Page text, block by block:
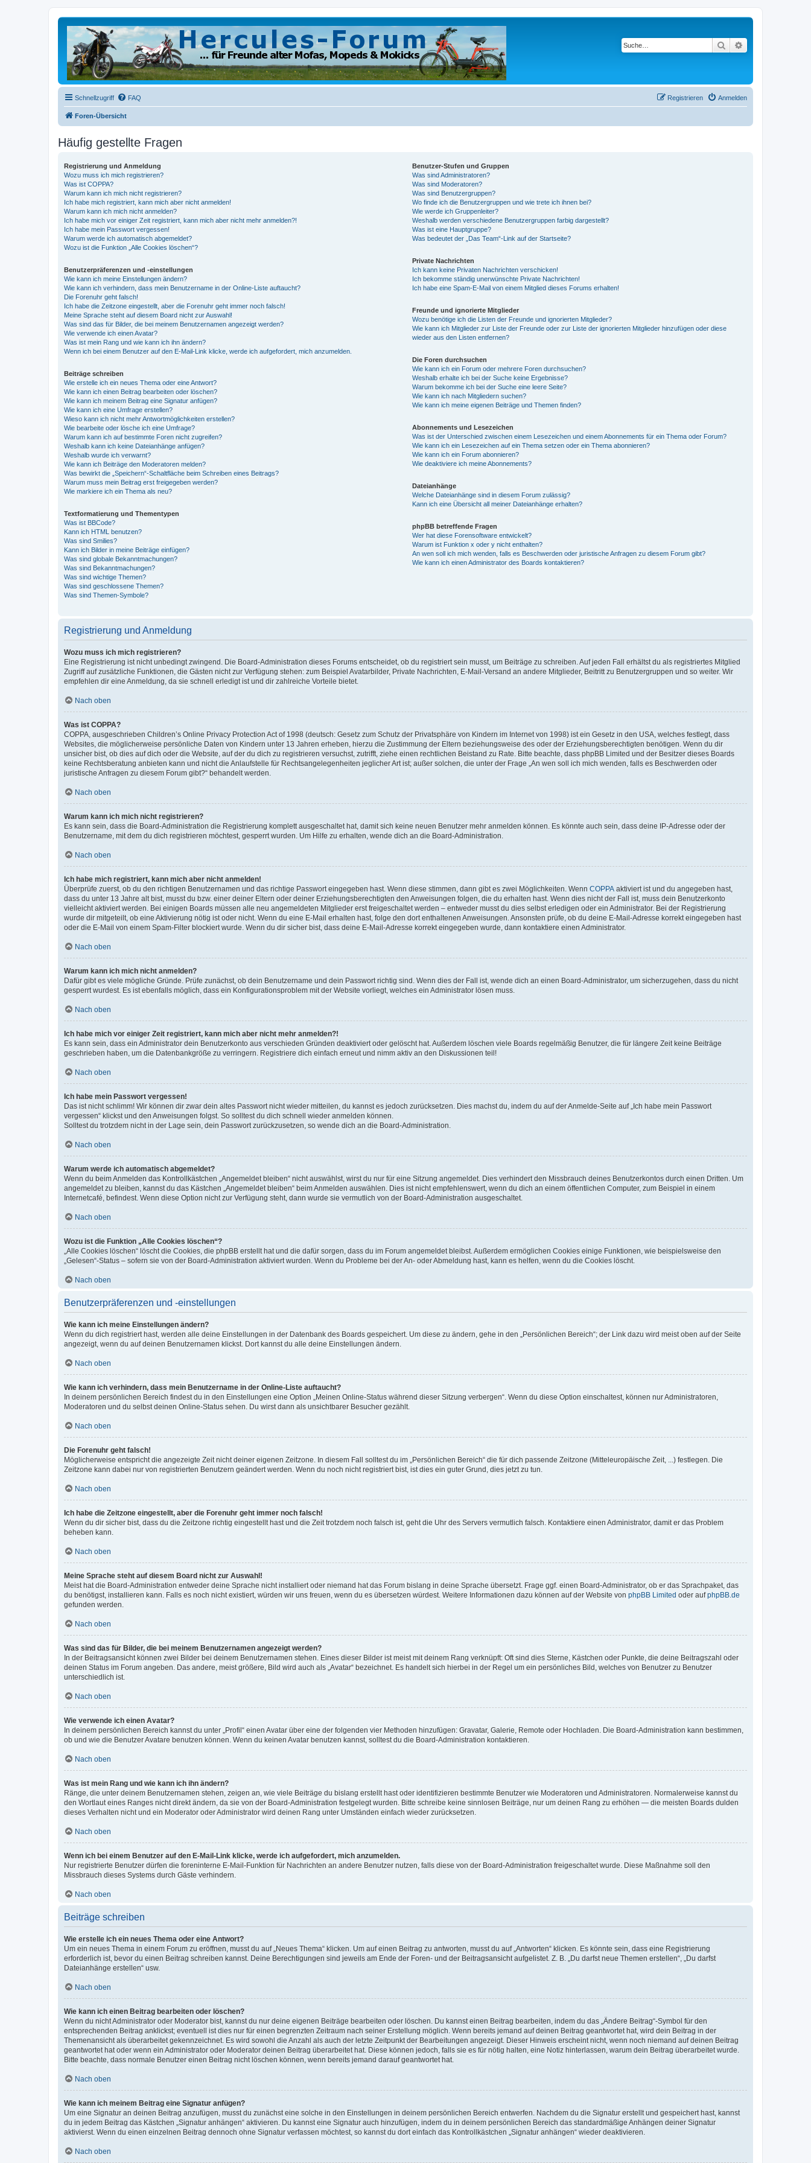
Suche
Schnellzugriff FAQ Anmelden
Registrieren
Foren-Übersicht
Häufig gestellte Fragen
Registrierung und Anmeldung
Wozu muss ich mich registrieren?
Was ist COPPA?
Warum kann ich mich nicht registrieren?
Ich habe mich registriert, kann mich aber nicht anmelden!
Warum kann ich mich nicht anmelden?
Ich habe mich vor einiger Zeit registriert, kann mich aber nicht mehr anmelden?!
Ich habe mein Passwort vergessen!
Warum werde ich automatisch abgemeldet?
Wozu ist die Funktion „Alle Cookies löschen“?
Benutzerpräferenzen und -einstellungen
Wie kann ich meine Einstellungen ändern?
Wie kann ich verhindern, dass mein Benutzername in der Online-Liste auftaucht?
Die Forenuhr geht falsch!
Ich habe die Zeitzone eingestellt, aber die Forenuhr geht immer noch falsch!
Meine Sprache steht auf diesem Board nicht zur Auswahl!
Was sind das für Bilder, die bei meinem Benutzernamen angezeigt werden?
Wie verwende ich einen Avatar?
Was ist mein Rang und wie kann ich ihn ändern?
Wenn ich bei einem Benutzer auf den E-Mail-Link klicke, werde ich aufgefordert, mich anzumelden.
Beiträge schreiben
Wie erstelle ich ein neues Thema oder eine Antwort?
Wie kann ich einen Beitrag bearbeiten oder löschen?
Wie kann ich meinem Beitrag eine Signatur anfügen?
Wie kann ich eine Umfrage erstellen?
Wieso kann ich nicht mehr Antwortmöglichkeiten erstellen?
Wie bearbeite oder lösche ich eine Umfrage?
Warum kann ich auf bestimmte Foren nicht zugreifen?
Weshalb kann ich keine Dateianhänge anfügen?
Weshalb wurde ich verwarnt?
Wie kann ich Beiträge den Moderatoren melden?
Was bewirkt die „Speichern“-Schaltfläche beim Schreiben eines Beitrags?
Warum muss mein Beitrag erst freigegeben werden?
Wie markiere ich ein Thema als neu?
Textformatierung und Thementypen
Was ist BBCode?
Kann ich HTML benutzen?
Was sind Smilies?
Kann ich Bilder in meine Beiträge einfügen?
Was sind globale Bekanntmachungen?
Was sind Bekanntmachungen?
Was sind wichtige Themen?
Was sind geschlossene Themen?
Was sind Themen-Symbole?
Benutzer-Stufen und Gruppen
Was sind Administratoren?
Was sind Moderatoren?
Was sind Benutzergruppen?
Wo finde ich die Benutzergruppen und wie trete ich ihnen bei?
Wie werde ich Gruppenleiter?
Weshalb werden verschiedene Benutzergruppen farbig dargestellt?
Was ist eine Hauptgruppe?
Was bedeutet der „Das Team“-Link auf der Startseite?
Private Nachrichten
Ich kann keine Privaten Nachrichten verschicken!
Ich bekomme ständig unerwünschte Private Nachrichten!
Ich habe eine Spam-E-Mail von einem Mitglied dieses Forums erhalten!
Freunde und ignorierte Mitglieder
Wozu benötige ich die Listen der Freunde und ignorierten Mitglieder?
Wie kann ich Mitglieder zur Liste der Freunde oder zur Liste der ignorierten Mitglieder hinzufügen oder diese
wieder aus den Listen entfernen?
Die Foren durchsuchen
Wie kann ich ein Forum oder mehrere Foren durchsuchen?
Weshalb erhalte ich bei der Suche keine Ergebnisse?
Warum bekomme ich bei der Suche eine leere Seite?
Wie kann ich nach Mitgliedern suchen?
Wie kann ich meine eigenen Beiträge und Themen finden?
Abonnements und Lesezeichen
Was ist der Unterschied zwischen einem Lesezeichen und einem Abonnements für ein Thema oder Forum?
Wie kann ich ein Lesezeichen auf ein Thema setzen oder ein Thema abonnieren?
Wie kann ich ein Forum abonnieren?
Wie deaktiviere ich meine Abonnements?
Dateianhänge
Welche Dateianhänge sind in diesem Forum zulässig?
Kann ich eine Übersicht all meiner Dateianhänge erhalten?
phpBB betreffende Fragen
Wer hat diese Forensoftware entwickelt?
Warum ist Funktion x oder y nicht enthalten?
An wen soll ich mich wenden, falls es Beschwerden oder juristische Anfragen zu diesem Forum gibt?
Wie kann ich einen Administrator des Boards kontaktieren?
Registrierung und Anmeldung
Wozu muss ich mich registrieren?
Eine Registrierung ist nicht unbedingt zwingend. Die Board-Administration dieses Forums entscheidet, ob du registriert sein musst, um Beiträge zu schreiben. Auf jeden Fall erhältst du als registriertes Mitglied
Zugriff auf zusätzliche Funktionen, die Gästen nicht zur Verfügung stehen: zum Beispiel Avatarbilder, Private Nachrichten, E-Mail-Versand an andere Mitglieder, Beitritt zu Benutzergruppen und so weiter. Wir
empfehlen dir eine Anmeldung, da sie schnell erledigt ist und dir zahlreiche Vorteile bietet.
Nach oben
Was ist COPPA?
COPPA, ausgeschrieben Children’s Online Privacy Protection Act of 1998 (deutsch: Gesetz zum Schutz der Privatsphäre von Kindern im Internet von 1998) ist ein Gesetz in den USA, welches festlegt, dass
Websites, die möglicherweise persönliche Daten von Kindern unter 13 Jahren erheben, hierzu die Zustimmung der Eltern beziehungsweise des oder der Erziehungsberechtigten benötigen. Wenn du dir
unsicher bist, ob dies auf dich oder die Website, auf der du dich zu registrieren versuchst, zutrifft, ziehe einen rechtlichen Beistand zu Rate. Bitte beachte, dass phpBB Limited und der Besitzer dieses Boards
keine Rechtsberatung anbieten kann und nicht die Anlaufstelle für Rechtsangelegenheiten jeglicher Art ist; außer solchen, die unter der Frage „An wen soll ich mich wenden, falls es Beschwerden oder
juristische Anfragen zu diesem Forum gibt?“ behandelt werden.
Nach oben
Warum kann ich mich nicht registrieren?
Es kann sein, dass die Board-Administration die Registrierung komplett ausgeschaltet hat, damit sich keine neuen Benutzer mehr anmelden können. Es könnte auch sein, dass deine IP-Adresse oder der
Benutzername, mit dem du dich registrieren möchtest, gesperrt wurden. Um Hilfe zu erhalten, wende dich an die Board-Administration.
Nach oben
Ich habe mich registriert, kann mich aber nicht anmelden!
Überprüfe zuerst, ob du den richtigen Benutzernamen und das richtige Passwort eingegeben hast. Wenn diese stimmen, dann gibt es zwei Möglichkeiten. Wenn COPPA aktiviert ist und du angegeben hast,
dass du unter 13 Jahre alt bist, musst du bzw. einer deiner Eltern oder deiner Erziehungsberechtigten den Anweisungen folgen, die du erhalten hast. Wenn dies nicht der Fall ist, muss dein Benutzerkonto
vielleicht aktiviert werden. Bei einigen Boards müssen alle neu angemeldeten Mitglieder erst freigeschaltet werden – entweder musst du dies selbst erledigen oder ein Administrator. Bei der Registrierung
wurde dir mitgeteilt, ob eine Aktivierung nötig ist oder nicht. Wenn du eine E-Mail erhalten hast, folge den dort enthaltenen Anweisungen. Ansonsten prüfe, ob du deine E-Mail-Adresse korrekt eingegeben hast
oder die E-Mail von einem Spam-Filter blockiert wurde. Wenn du dir sicher bist, dass deine E-Mail-Adresse korrekt eingegeben wurde, dann kontaktiere einen Administrator.
Nach oben
Warum kann ich mich nicht anmelden?
Dafür gibt es viele mögliche Gründe. Prüfe zunächst, ob dein Benutzername und dein Passwort richtig sind. Wenn dies der Fall ist, wende dich an einen Board-Administrator, um sicherzugehen, dass du nicht
gesperrt wurdest. Es ist ebenfalls möglich, dass ein Konfigurationsproblem mit der Website vorliegt, welches ein Administrator lösen muss.
Nach oben
Ich habe mich vor einiger Zeit registriert, kann mich aber nicht mehr anmelden?!
Es kann sein, dass ein Administrator dein Benutzerkonto aus verschieden Gründen deaktiviert oder gelöscht hat. Außerdem löschen viele Boards regelmäßig Benutzer, die für längere Zeit keine Beiträge
geschrieben haben, um die Datenbankgröße zu verringern. Registriere dich einfach erneut und nimm aktiv an den Diskussionen teil!
Nach oben
Ich habe mein Passwort vergessen!
Das ist nicht schlimm! Wir können dir zwar dein altes Passwort nicht wieder mitteilen, du kannst es jedoch zurücksetzen. Dies machst du, indem du auf der Anmelde-Seite auf „Ich habe mein Passwort
vergessen“ klickst und den Anweisungen folgst. So solltest du dich schnell wieder anmelden können.
Solltest du trotzdem nicht in der Lage sein, dein Passwort zurückzusetzen, so wende dich an die Board-Administration.
Nach oben
Warum werde ich automatisch abgemeldet?
Wenn du beim Anmelden das Kontrollkästchen „Angemeldet bleiben“ nicht auswählst, wirst du nur für eine Sitzung angemeldet. Dies verhindert den Missbrauch deines Benutzerkontos durch einen Dritten. Um
angemeldet zu bleiben, kannst du das Kästchen „Angemeldet bleiben“ beim Anmelden auswählen. Dies ist nicht empfehlenswert, wenn du dich an einem öffentlichen Computer, zum Beispiel in einem
Internetcafé, befindest. Wenn diese Option nicht zur Verfügung steht, dann wurde sie vermutlich von der Board-Administration ausgeschaltet.
Nach oben
Wozu ist die Funktion „Alle Cookies löschen“?
„Alle Cookies löschen“ löscht die Cookies, die phpBB erstellt hat und die dafür sorgen, dass du im Forum angemeldet bleibst. Außerdem ermöglichen Cookies einige Funktionen, wie beispielsweise den
„Gelesen“-Status – sofern sie von der Board-Administration aktiviert wurden. Wenn du Probleme bei der An- oder Abmeldung hast, kann es helfen, wenn du die Cookies löscht.
Nach oben
Benutzerpräferenzen und -einstellungen
Wie kann ich meine Einstellungen ändern?
Wenn du dich registriert hast, werden alle deine Einstellungen in der Datenbank des Boards gespeichert. Um diese zu ändern, gehe in den „Persönlichen Bereich“; der Link dazu wird meist oben auf der Seite
angezeigt, wenn du auf deinen Benutzernamen klickst. Dort kannst du alle deine Einstellungen ändern.
Nach oben
Wie kann ich verhindern, dass mein Benutzername in der Online-Liste auftaucht?
In deinem persönlichen Bereich findest du in den Einstellungen eine Option „Meinen Online-Status während dieser Sitzung verbergen“. Wenn du diese Option einschaltest, können nur Administratoren,
Moderatoren und du selbst deinen Online-Status sehen. Du wirst dann als unsichtbarer Besucher gezählt.
Nach oben
Die Forenuhr geht falsch!
Möglicherweise entspricht die angezeigte Zeit nicht deiner eigenen Zeitzone. In diesem Fall solltest du im „Persönlichen Bereich“ die für dich passende Zeitzone (Mitteleuropäische Zeit, ...) festlegen. Die
Zeitzone kann dabei nur von registrierten Benutzern geändert werden. Wenn du noch nicht registriert bist, ist dies ein guter Grund, dies jetzt zu tun.
Nach oben
Ich habe die Zeitzone eingestellt, aber die Forenuhr geht immer noch falsch!
Wenn du dir sicher bist, dass du die Zeitzone richtig eingestellt hast und die Zeit trotzdem noch falsch ist, geht die Uhr des Servers vermutlich falsch. Kontaktiere einen Administrator, damit er das Problem
beheben kann.
Nach oben
Meine Sprache steht auf diesem Board nicht zur Auswahl!
Meist hat die Board-Administration entweder deine Sprache nicht installiert oder niemand hat das Forum bislang in deine Sprache übersetzt. Frage ggf. einen Board-Administrator, ob er das Sprachpaket, das
du benötigst, installieren kann. Falls es noch nicht existiert, würden wir uns freuen, wenn du es übersetzen würdest. Weitere Informationen dazu können auf der Website von phpBB Limited oder aufphpBB.de
gefunden werden.
Nach oben
Was sind das für Bilder, die bei meinem Benutzernamen angezeigt werden?
In der Beitragsansicht können zwei Bilder bei deinem Benutzernamen stehen. Eines dieser Bilder ist meist mit deinem Rang verknüpft: Oft sind dies Sterne, Kästchen oder Punkte, die deine Beitragszahl oder
deinen Status im Forum angeben. Das andere, meist größere, Bild wird auch als „Avatar“ bezeichnet. Es handelt sich hierbei in der Regel um ein persönliches Bild, welches von Benutzer zu Benutzer
unterschiedlich ist.
Nach oben
Wie verwende ich einen Avatar?
In deinem persönlichen Bereich kannst du unter „Profil“ einen Avatar über eine der folgenden vier Methoden hinzufügen: Gravatar, Galerie, Remote oder Hochladen. Die Board-Administration kann bestimmen,
ob und wie die Benutzer Avatare benutzen können. Wenn du keinen Avatar benutzen kannst, solltest du die Board-Administration kontaktieren.
Nach oben
Was ist mein Rang und wie kann ich ihn ändern?
Ränge, die unter deinem Benutzernamen stehen, zeigen an, wie viele Beiträge du bislang erstellt hast oder identifizieren bestimmte Benutzer wie Moderatoren und Administratoren. Normalerweise kannst du
den Wortlaut eines Ranges nicht direkt ändern, da sie von der Board-Administration festgelegt wurden. Bitte schreibe keine sinnlosen Beiträge, nur um deinen Rang zu erhöhen — die meisten Boards dulden
dieses Verhalten nicht und ein Moderator oder Administrator wird deinen Rang unter Umständen einfach wieder zurücksetzen.
Nach oben
Wenn ich bei einem Benutzer auf den E-Mail-Link klicke, werde ich aufgefordert, mich anzumelden.
Nur registrierte Benutzer dürfen die foreninterne E-Mail-Funktion für Nachrichten an andere Benutzer nutzen, falls diese von der Board-Administration freigeschaltet wurde. Diese Maßnahme soll den
Missbrauch dieses Systems durch Gäste verhindern.
Nach oben
Beiträge schreiben
Wie erstelle ich ein neues Thema oder eine Antwort?
Um ein neues Thema in einem Forum zu eröffnen, musst du auf „Neues Thema“ klicken. Um auf einen Beitrag zu antworten, musst du auf „Antworten“ klicken. Es könnte sein, dass eine Registrierung
erforderlich ist, bevor du einen Beitrag schreiben kannst. Deine Berechtigungen sind jeweils am Ende der Foren- und der Beitragsansicht aufgelistet. Z. B. „Du darfst neue Themen erstellen“, „Du darfst
Dateianhänge erstellen“ usw.
Nach oben
Wie kann ich einen Beitrag bearbeiten oder löschen?
Wenn du nicht Administrator oder Moderator bist, kannst du nur deine eigenen Beiträge bearbeiten oder löschen. Du kannst einen Beitrag bearbeiten, indem du das „Ändere Beitrag“-Symbol für den
entsprechenden Beitrag anklickst; eventuell ist dies nur für einen begrenzten Zeitraum nach seiner Erstellung möglich. Wenn bereits jemand auf deinen Beitrag geantwortet hat, wird dein Beitrag in der
Themenansicht als überarbeitet gekennzeichnet. Es wird sowohl die Anzahl als auch der letzte Zeitpunkt der Bearbeitungen angezeigt. Dieser Hinweis erscheint nicht, wenn noch niemand auf deinen Beitrag
geantwortet hat oder wenn ein Administrator oder Moderator deinen Beitrag überarbeitet hat. Diese können jedoch, falls sie es für nötig halten, eine Notiz hinterlassen, warum dein Beitrag überarbeitet wurde.
Bitte beachte, dass normale Benutzer einen Beitrag nicht löschen können, wenn bereits jemand darauf geantwortet hat.
Nach oben
Wie kann ich meinem Beitrag eine Signatur anfügen?
Um eine Signatur an deinen Beitrag anzufügen, musst du zunächst eine solche in den Einstellungen in deinem persönlichen Bereich entwerfen. Nachdem du die Signatur erstellt und gespeichert hast, kannst
du in jedem Beitrag das Kästchen „Signatur anhängen“ aktivieren. Du kannst eine Signatur auch hinzufügen, indem du in deinem persönlichen Bereich das standardmäßige Anhängen deiner Signatur
aktivierst. Wenn du einen einzelnen Beitrag dennoch ohne Signatur verfassen möchtest, so kannst du dort einfach das Kontrollkästchen „Signatur anhängen“ wieder deaktivieren.
Nach oben